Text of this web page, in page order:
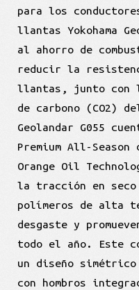
para los
llantas Yokohama
al ahorro de
reducir la
llantas, junto con
de carbono (CO2)
Geolandar G055
Premium All-Season
Orange Oil
la tracción en
polímeros de alta
desgaste y
todo el año. Este
un diseño
con hombros